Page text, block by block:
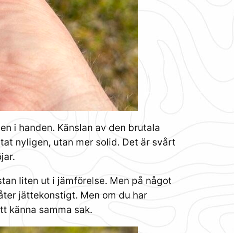
i handen. Känslan av den brutala
nyligen, utan mer solid. Det är svårt
liten ut i jämförelse. Men på något
jättekonstigt. Men om du har
känna samma sak.